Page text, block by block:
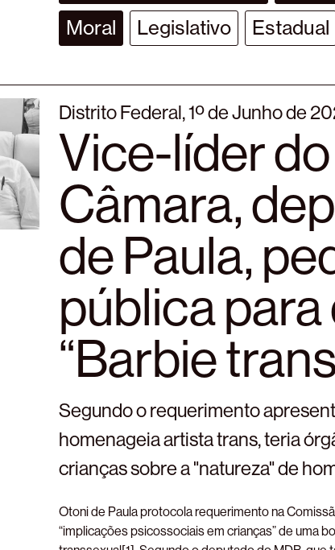
Moral
Legislativo Estadual
Distrito Federal, 1º de Junho de
Vice-líder
Câmara,
de Paula,
pública
“Barbie
Segundo o requerimento
homenageia artista trans, teria
crianças sobre a "natureza" de
Otoni de Paula protocola requerimento na
“implicações psicossociais em crianças” de uma